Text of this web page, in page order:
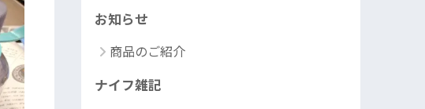
お知らせ
商品のご紹介
ナイフ雑記